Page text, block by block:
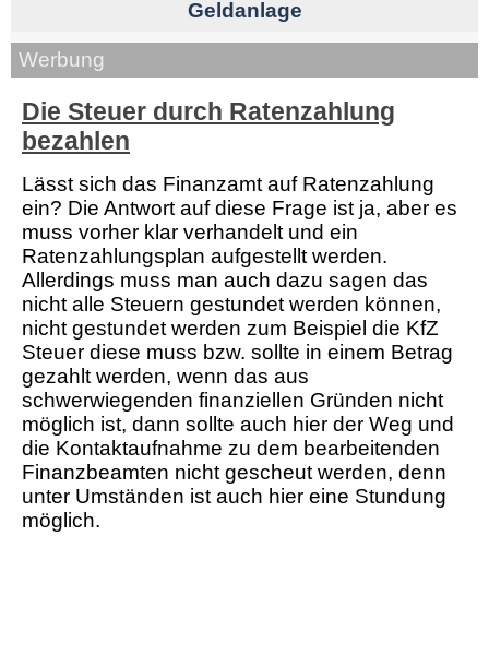
Geldanlage
Werbung
Die Steuer durch Ratenzahlung
bezahlen
Lässt sich das Finanzamt auf Ratenzahlung
ein? Die Antwort auf diese Frage ist ja, aber es
muss vorher klar verhandelt und ein
Ratenzahlungsplan aufgestellt werden.
Allerdings muss man auch dazu sagen das
nicht alle Steuern gestundet werden können,
nicht gestundet werden zum Beispiel die KfZ
Steuer diese muss bzw. sollte in einem Betrag
gezahlt werden, wenn das aus
schwerwiegenden finanziellen Gründen nicht
möglich ist, dann sollte auch hier der Weg und
die Kontaktaufnahme zu dem bearbeitenden
Finanzbeamten nicht gescheut werden, denn
unter Umständen ist auch hier eine Stundung
möglich.